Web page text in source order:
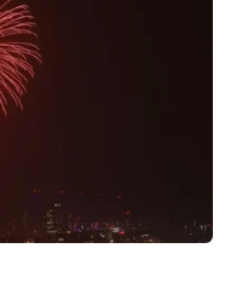
bố sẽ áp mức thuế
giá 300 tỷ USD từ